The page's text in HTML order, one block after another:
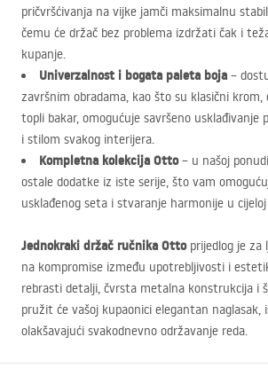
pričvršćivanja na vijke jamči maksimalnu
čemu će držač bez problema izdržati čak i
kupanje.
Univerzalnost i bogata paleta boja –
završnim obradama, kao što su klasični
topli bakar, omogućuje savršeno usklađivanje
i stilom svakog interijera.
Kompletna kolekcija Otto– u našoj
ostale dodatke iz iste serije, što vam
usklađenog seta i stvaranje harmonije u
Jednokraki držač ručnika Ottoprijedlog je za
na kompromise između upotrebljivosti i
rebrasti detalji, čvrsta metalna konstrukcija i
pružit će vašoj kupaonici elegantan naglasak,
olakšavajući svakodnevno održavanje reda.